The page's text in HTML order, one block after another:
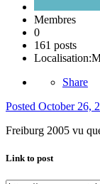
Membres
0
161 posts
Localisation:
Share
Posted October 26,
Freiburg 2005 vu
Link to post